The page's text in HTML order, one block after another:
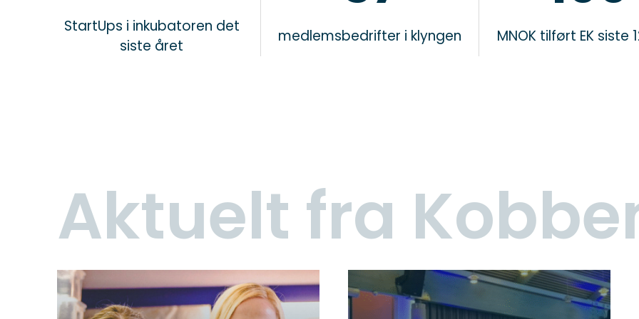
StartUps i inkubatoren det
siste året
medlemsbedrifter i klyngen MNOK tilført EK siste
Aktuelt fra